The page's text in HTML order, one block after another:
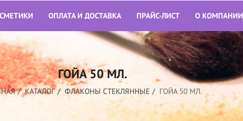
ОПЛАТА И ДОСТАВКА ПРАЙС-ЛИСТ О КОМПАНИИ
ГОЙА 50 МЛ.
КАТАЛОГ ФЛАКОНЫ СТЕКЛЯННЫЕ ГОЙА 50 МЛ.